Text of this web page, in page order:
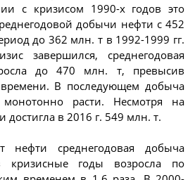
с кризисом 1990-х годов это
добычи нефти с 452
до 362 млн. т в 1992-1999 гг.
завершился, среднегодовая
до 470 млн. т, превысив
времени. В последующем добыча
расти. Несмотря на
достигла в 2016 г. 549 млн. т.
нефти среднегодовая добыча
кризисные годы возросла по